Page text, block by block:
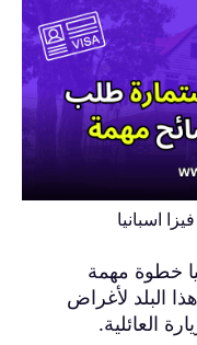
اسبانيا
خطوة مهمة
البلد لأغراض
العائلية.